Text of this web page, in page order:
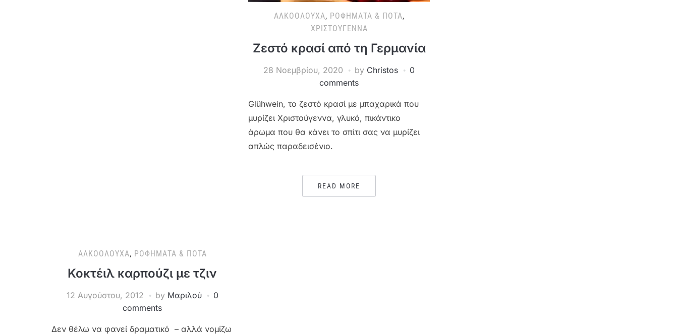
ΑΛΚΟΟΛΟΎΧΑ, ΡΟΦΉΜΑΤΑ & ΠΟΤΆ,
ΧΡΙΣΤΟΎΓΕΝΝΑ
Ζεστό κρασί από τη Γερμανία
28 Νοεμβρίου, 2020 by Christos
0
comments
Glühwein, το ζεστό κρασί με μπαχαρικά που
μυρίζει Χριστούγεννα, γλυκό, πικάντικο
άρωμα που θα κάνει το σπίτι σας να μυρίζει
απλώς παραδεισένιο.
READ MORE
ΑΛΚΟΟΛΟΎΧΑ, ΡΟΦΉΜΑΤΑ & ΠΟΤΆ
Κοκτέιλ καρπούζι με τζιν
12 Αυγούστου, 2012 by Μαριλού
0
comments
Δεν θέλω να φανεί δραματικό – αλλά νομίζω